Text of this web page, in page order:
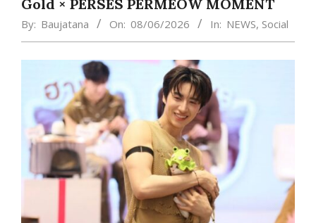
Gold × PERSES PERMEOW MOMENT
By: Baujatana On: 08/06/2026 In: NEWS, Social